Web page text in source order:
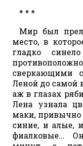
* * *
Мир был
место, в
гладко
сверкающими
Леной до самой
аж в глазах
Лена узнала
маки,
синие, и алые,
фиалковые…